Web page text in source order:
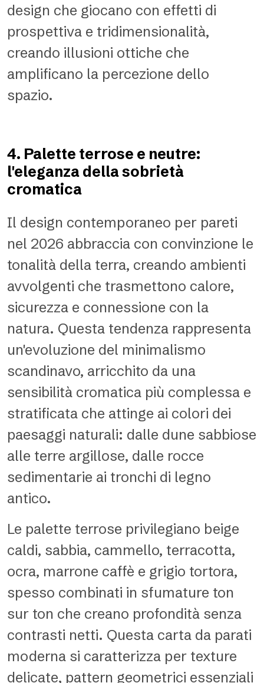
design che giocano con effetti di
prospettiva e tridimensionalità,
creando illusioni ottiche che
amplificano la percezione dello
spazio.
4. Palette terrose e neutre:
l'eleganza della sobrietà
cromatica
Il design contemporaneo per pareti
nel 2026 abbraccia con convinzione le
tonalità della terra, creando ambienti
avvolgenti che trasmettono calore,
sicurezza e connessione con la
natura. Questa tendenza rappresenta
un'evoluzione del minimalismo
scandinavo, arricchito da una
sensibilità cromatica più complessa e
stratificata che attinge ai colori dei
paesaggi naturali: dalle dune sabbiose
alle terre argillose, dalle rocce
sedimentarie ai tronchi di legno
antico.
Le palette terrose privilegiano beige
caldi, sabbia, cammello, terracotta,
ocra, marrone caffè e grigio tortora,
spesso combinati in sfumature ton
sur ton che creano profondità senza
contrasti netti. Questa carta da parati
moderna si caratterizza per texture
delicate, pattern geometrici essenziali